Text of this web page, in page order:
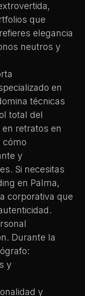
que
elegancia
neutros y
en
técnicas
total del
retratos en
cómo
y
Si necesitas
en Palma,
corporativa que
Durante la
y
y